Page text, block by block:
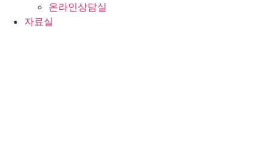
온라인상담실
자료실